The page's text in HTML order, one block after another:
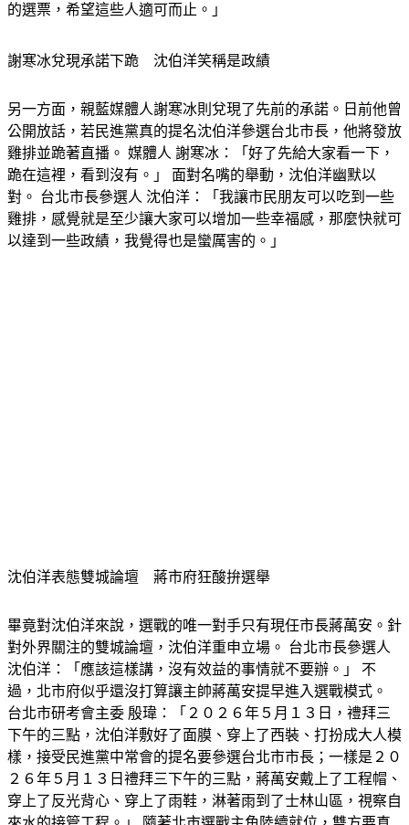
們未來台北市市長的手法，並不可能為蔣萬安市長爭取到更多
另一方面，親藍媒體人謝寒冰則兌現了先前的承諾。日前他曾
公開放話，若民進黨真的提名沈伯洋參選台北市長，他將發放
雞排並跪著直播。 媒體人 謝寒冰：「好了先給大家看一下，
跪在這裡，看到沒有。」 面對名嘴的舉動，沈伯洋幽默以
對。 台北市長參選人 沈伯洋：「我讓市民朋友可以吃到一些
雞排，感覺就是至少讓大家可以增加一些幸福感，那麼快就可
畢竟對沈伯洋來說，選戰的唯一對手只有現任市長蔣萬安。針
對外界關注的雙城論壇，沈伯洋重申立場。 台北市長參選人
沈伯洋：「應該這樣講，沒有效益的事情就不要辦。」 不
過，北市府似乎還沒打算讓主帥蔣萬安提早進入選戰模式。
台北市研考會主委 殷瑋：「２０２６年５月１３日，禮拜三
下午的三點，沈伯洋敷好了面膜、穿上了西裝、打扮成大人模
樣，接受民進黨中常會的提名要參選台北市市長；一樣是２０
２６年５月１３日禮拜三下午的三點，蔣萬安戴上了工程帽、